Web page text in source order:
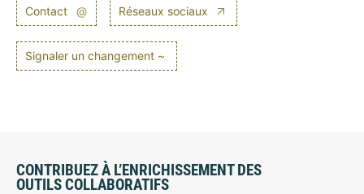
Contact @ Réseaux sociaux
Signaler un changement ~
CONTRIBUEZ À L’ENRICHISSEMENT DES
OUTILS COLLABORATIFS